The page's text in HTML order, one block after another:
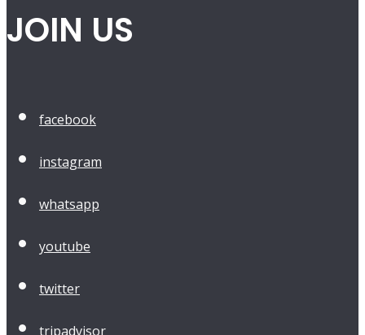
JOIN US
facebook
instagram
whatsapp
youtube
twitter
tripadvisor